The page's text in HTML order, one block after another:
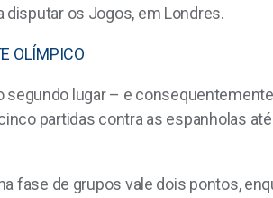
disputar os Jogos, em Londres.
OLÍMPICO
lugar – e
partidas contra as espanholas
fase de grupos vale dois pontos,